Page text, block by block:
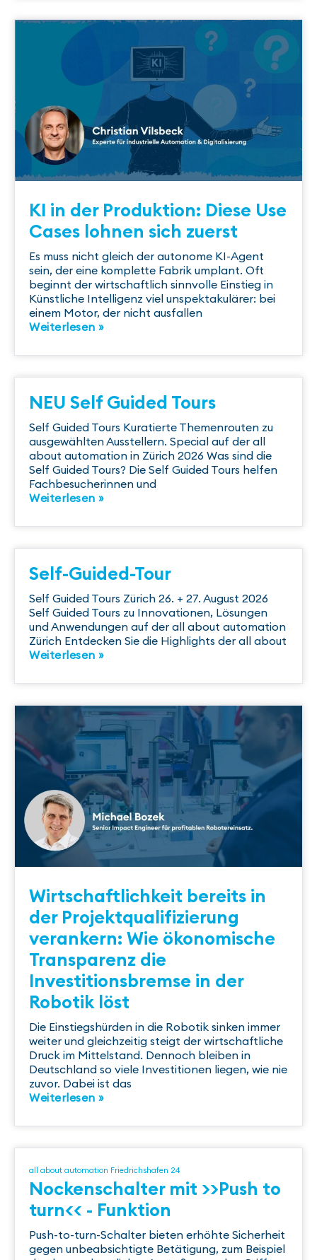
KI in der Produktion: Diese Use
Cases lohnen sich zuerst
Es muss nicht gleich der autonome KI-Agent
sein, der eine komplette Fabrik umplant. Oft
beginnt der wirtschaftlich sinnvolle Einstieg in
Künstliche Intelligenz viel unspektakulärer: bei
einem Motor, der nicht ausfallen
Weiterlesen »
NEU Self Guided Tours
Self Guided Tours Kuratierte Themenrouten zu
ausgewählten Ausstellern. Special auf der all
about automation in Zürich 2026 Was sind die
Self Guided Tours? Die Self Guided Tours helfen
Fachbesucherinnen und
Weiterlesen »
Self-Guided-Tour
Self Guided Tours Zürich 26. + 27. August 2026
Self Guided Tours zu Innovationen, Lösungen
und Anwendungen auf der all about automation
Zürich Entdecken Sie die Highlights der all about
Weiterlesen »
Wirtschaftlichkeit bereits in
der Projektqualifizierung
verankern: Wie ökonomische
Transparenz die
Investitionsbremse in der
Robotik löst
Die Einstiegshürden in die Robotik sinken immer
weiter und gleichzeitig steigt der wirtschaftliche
Druck im Mittelstand. Dennoch bleiben in
Deutschland so viele Investitionen liegen, wie nie
zuvor. Dabei ist das
Weiterlesen »
all about automation Friedrichshafen 24
Nockenschalter mit >>Push to
turn<< - Funktion
Push-to-turn-Schalter bieten erhöhte Sicherheit
gegen unbeabsichtigte Betätigung, zum Beispiel